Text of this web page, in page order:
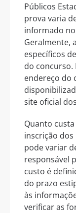
Públicos
prova varia
informado
Geralmente,
específicos
do concurso.
endereço do
site oficial
Quanto
inscrição dos
pode variar
responsável
custo é
do prazo
às
verificar as